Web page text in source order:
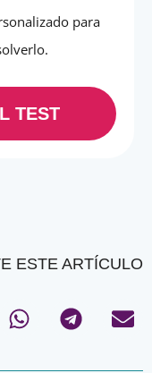
para
TEST
ESTE ARTÍCULO